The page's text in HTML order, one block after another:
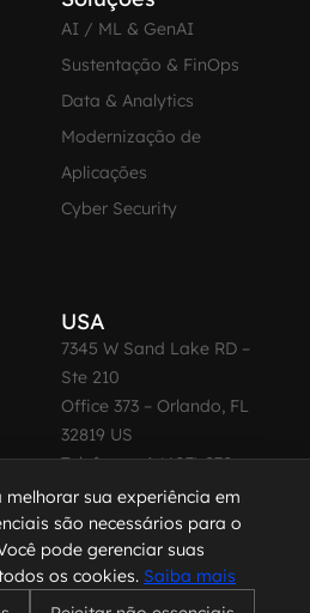
AI / ML & GenAI
Sustentação & FinOps
Data & Analytics
Modernização de
Aplicações
Cyber Security
USA
7345 W Sand Lake RD –
Ste 210
Office 373 – Orlando, FL
32819 US
Telefone: +1 (407) 270-
3065
os direitos reservados.
sua experiência em
são necessários para o
pode gerenciar suas
os cookies. Saiba mais